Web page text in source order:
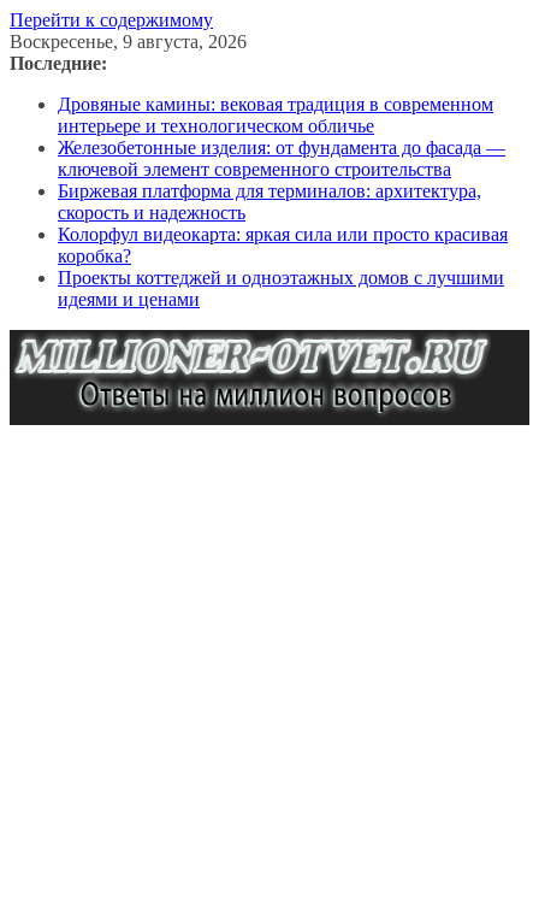
Перейти к содержимому
Воскресенье, 9 августа, 2026
Последние:
Дровяные камины: вековая традиция в современном
интерьере и технологическом обличье
Железобетонные изделия: от фундамента до фасада —
ключевой элемент современного строительства
Биржевая платформа для терминалов: архитектура,
скорость и надежность
Колорфул видеокарта: яркая сила или просто красивая
коробка?
Проекты коттеджей и одноэтажных домов с лучшими
идеями и ценами